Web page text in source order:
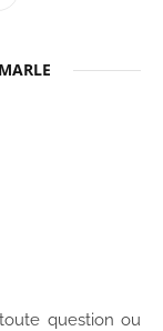
question ou